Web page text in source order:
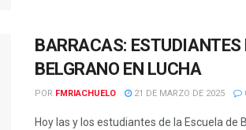
BARRACAS: ESTUDIANTES
BELGRANO EN LUCHA
POR FMRIACHUELO 21 DE MARZO DE 2025
Hoy las y los estudiantes de la Escuela de